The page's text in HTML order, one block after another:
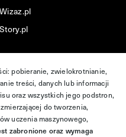
Wizaz.pl
Story.pl
pobieranie, zwielokrotnianie,
treści, danych lub informacji
oraz wszystkich jego podstron,
do tworzenia,
uczenia maszynowego,
zabronione oraz wymaga